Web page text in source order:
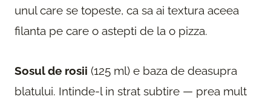
unul care se topeste, ca sa ai textura aceea
filanta pe care o astepti de la o pizza.
Sosul de rosii (125 ml) e baza de deasupra
blatului. Intinde-l in strat subtire — prea mult